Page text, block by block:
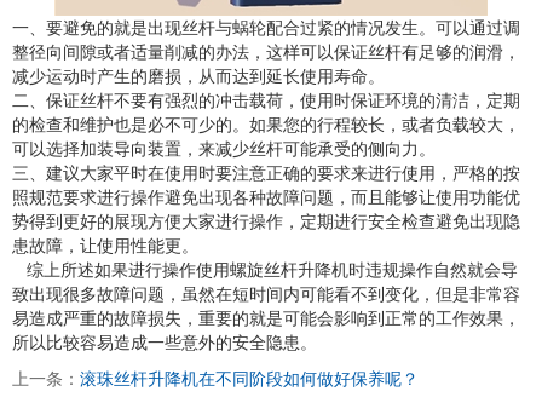
一、要避免的就是出现丝杆与蜗轮配合过紧的情况发生。可以通过调
整径向间隙或者适量削减的办法，这样可以保证丝杆有足够的润滑，
减少运动时产生的磨损，从而达到延长使用寿命。
二、保证丝杆不要有强烈的冲击载荷，使用时保证环境的清洁，定期
的检查和维护也是必不可少的。如果您的行程较长，或者负载较大，
可以选择加装导向装置，来减少丝杆可能承受的侧向力。
三、建议大家平时在使用时要注意正确的要求来进行使用，严格的按
照规范要求进行操作避免出现各种故障问题，而且能够让使用功能优
势得到更好的展现方便大家进行操作，定期进行安全检查避免出现隐
患故障，让使用性能更。
综上所述如果进行操作使用螺旋丝杆升降机时违规操作自然就会导
致出现很多故障问题，虽然在短时间内可能看不到变化，但是非常容
易造成严重的故障损失，重要的就是可能会影响到正常的工作效果，
所以比较容易造成一些意外的安全隐患。
上一条： 滚珠丝杆升降机在不同阶段如何做好保养呢？